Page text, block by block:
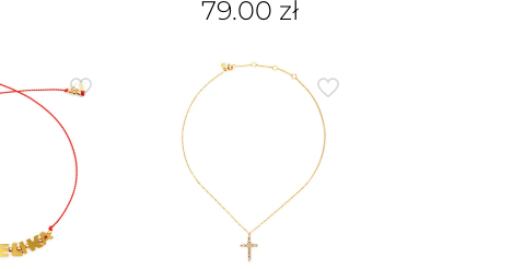
Opcje
można
produktu
79.00 zł
produkt
wariantów.
wybrać
na
stronie
produktu